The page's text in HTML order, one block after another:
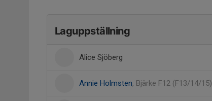
Laguppställning
Alice Sjöberg
Annie Holmsten, Bjärke F12 (F13/14/15)